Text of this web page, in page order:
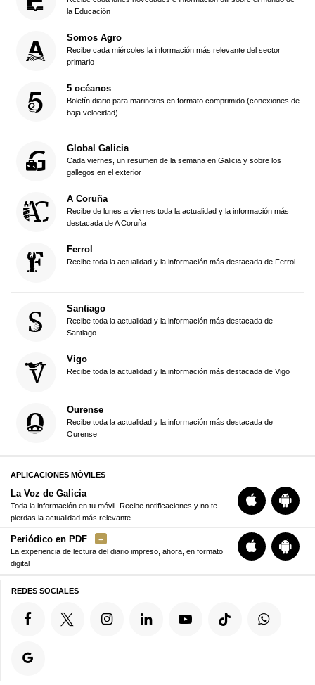
la Educación
Somos Agro
Recibe cada miércoles la información más relevante del sector
primario
5 océanos
Boletín diario para marineros en formato comprimido (conexiones de
baja velocidad)
Global Galicia
Cada viernes, un resumen de la semana en Galicia y sobre los
gallegos en el exterior
A Coruña
Recibe de lunes a viernes toda la actualidad y la información más
destacada de A Coruña
Ferrol
Recibe toda la actualidad y la información más destacada de Ferrol
Santiago
Recibe toda la actualidad y la información más destacada de
Santiago
Vigo
Recibe toda la actualidad y la información más destacada de Vigo
Ourense
Recibe toda la actualidad y la información más destacada de
Ourense
APLICACIONES MÓVILES
La Voz de Galicia
Toda la información en tu móvil. Recibe notificaciones y no te
pierdas la actualidad más relevante
Periódico en PDF
La experiencia de lectura del diario impreso, ahora, en formato
digital
REDES SOCIALES